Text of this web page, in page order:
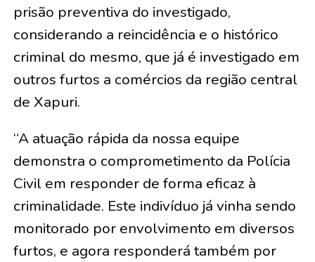
prisão preventiva do investigado,
considerando a reincidência e o histórico
criminal do mesmo, que já é investigado em
outros furtos a comércios da região central
de Xapuri.
“A atuação rápida da nossa equipe
demonstra o comprometimento da Polícia
Civil em responder de forma eficaz à
criminalidade. Este indivíduo já vinha sendo
monitorado por envolvimento em diversos
furtos, e agora responderá também por